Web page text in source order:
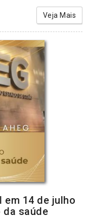
Veja Mais
em 14 de julho
saúde